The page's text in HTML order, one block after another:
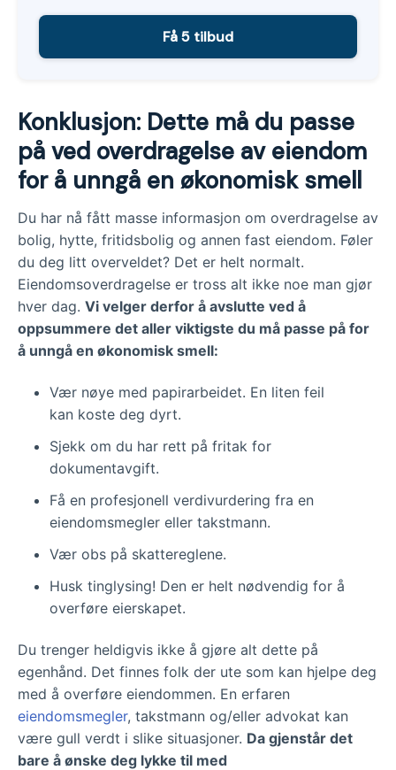
Få 5 tilbud
Konklusjon: Dette må du passe
på ved overdragelse av eiendom
for å unngå en økonomisk smell
Du har nå fått masse informasjon om overdragelse av
bolig, hytte, fritidsbolig og annen fast eiendom. Føler
du deg litt overveldet? Det er helt normalt.
Eiendomsoverdragelse er tross alt ikke noe man gjør
hver dag. Vi velger derfor å avslutte ved å
oppsummere det aller viktigste du må passe på for
å unngå en økonomisk smell:
Vær nøye med papirarbeidet. En liten feil
kan koste deg dyrt.
Sjekk om du har rett på fritak for
dokumentavgift.
Få en profesjonell verdivurdering fra en
eiendomsmegler eller takstmann.
Vær obs på skattereglene.
Husk tinglysing! Den er helt nødvendig for å
overføre eierskapet.
Du trenger heldigvis ikke å gjøre alt dette på
egenhånd. Det finnes folk der ute som kan hjelpe deg
med å overføre eiendommen. En erfaren
eiendomsmegler, takstmann og/eller advokat kan
være gull verdt i slike situasjoner. Da gjenstår det
bare å ønske deg lykke til med